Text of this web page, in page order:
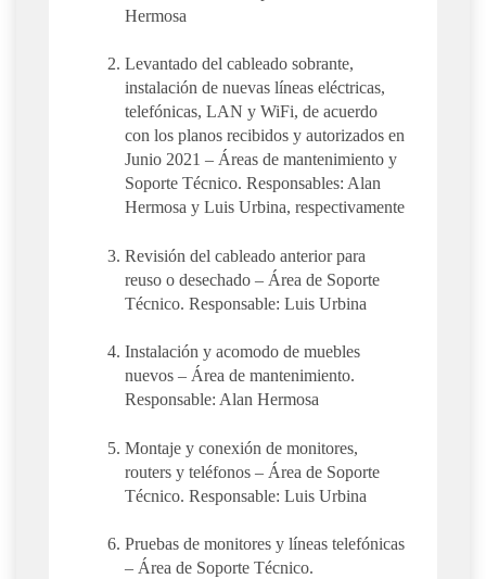
Hermosa
Levantado del cableado sobrante,
instalación de nuevas líneas eléctricas,
telefónicas, LAN y WiFi, de acuerdo
con los planos recibidos y autorizados en
Junio 2021 – Áreas de mantenimiento y
Soporte Técnico. Responsables: Alan
Hermosa y Luis Urbina, respectivamente
Revisión del cableado anterior para
reuso o desechado – Área de Soporte
Técnico. Responsable: Luis Urbina
Instalación y acomodo de muebles
nuevos – Área de mantenimiento.
Responsable: Alan Hermosa
Montaje y conexión de monitores,
routers y teléfonos – Área de Soporte
Técnico. Responsable: Luis Urbina
Pruebas de monitores y líneas telefónicas
– Área de Soporte Técnico.